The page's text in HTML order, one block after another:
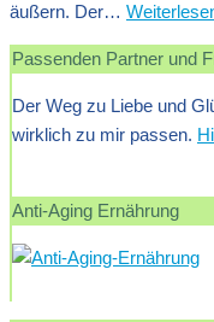
äußern. Der…
Passenden Partner und
Der Weg zu Liebe und
wirklich zu mir passen.
Anti-Aging Ernährung